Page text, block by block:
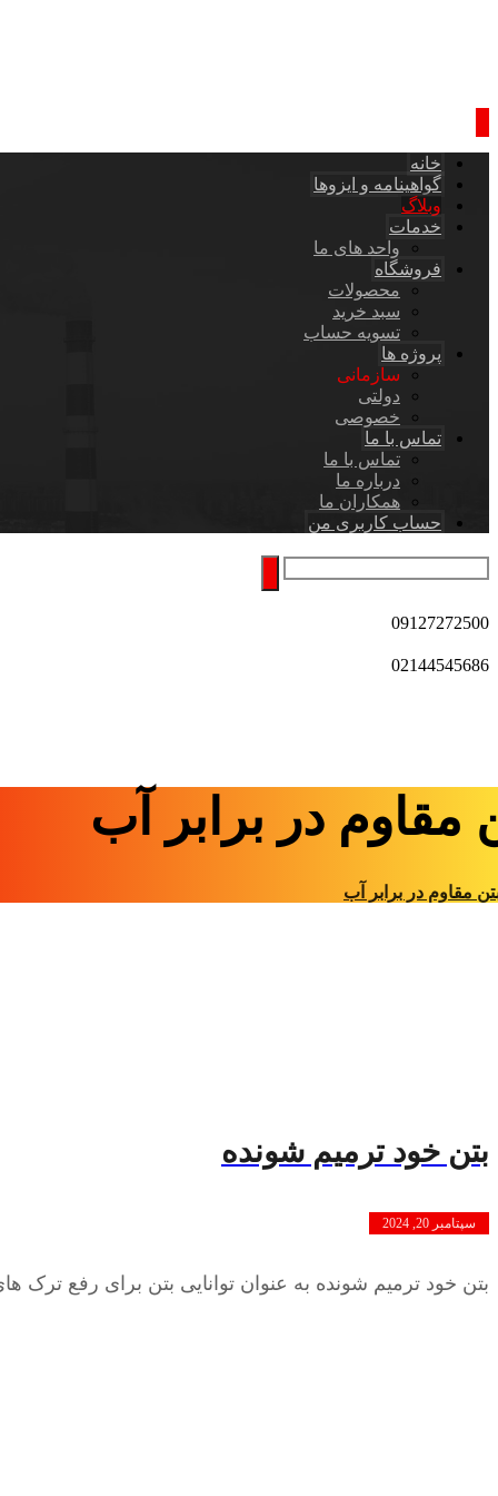
خانه
گواهینامه و ایزوها
وبلاگ
خدمات
واحد های ما
فروشگاه
محصولات
سبد خرید
تسویه حساب
پروژه ها
سازمانی
دولتی
خصوصی
تماس با ما
تماس با ما
درباره ما
همکاران ما
حساب کاربری من
09127272500
02144545686
مقاوم در برابر آب
مقاوم در برابر آب
بتن خود ترمیم شونده
سپتامبر 20, 2024
بتن خود ترمیم شونده به عنوان توانایی بتن برای رفع